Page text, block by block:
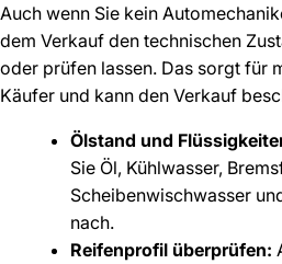
Auch wenn Sie kein
dem Verkauf den technischen
oder prüfen lassen. Das sorgt für
Käufer und kann den Verkauf
Ölstand und
Sie Öl, Kühlwasser,
Scheibenwischwasser
nach.
Reifenprofil überprüfen: